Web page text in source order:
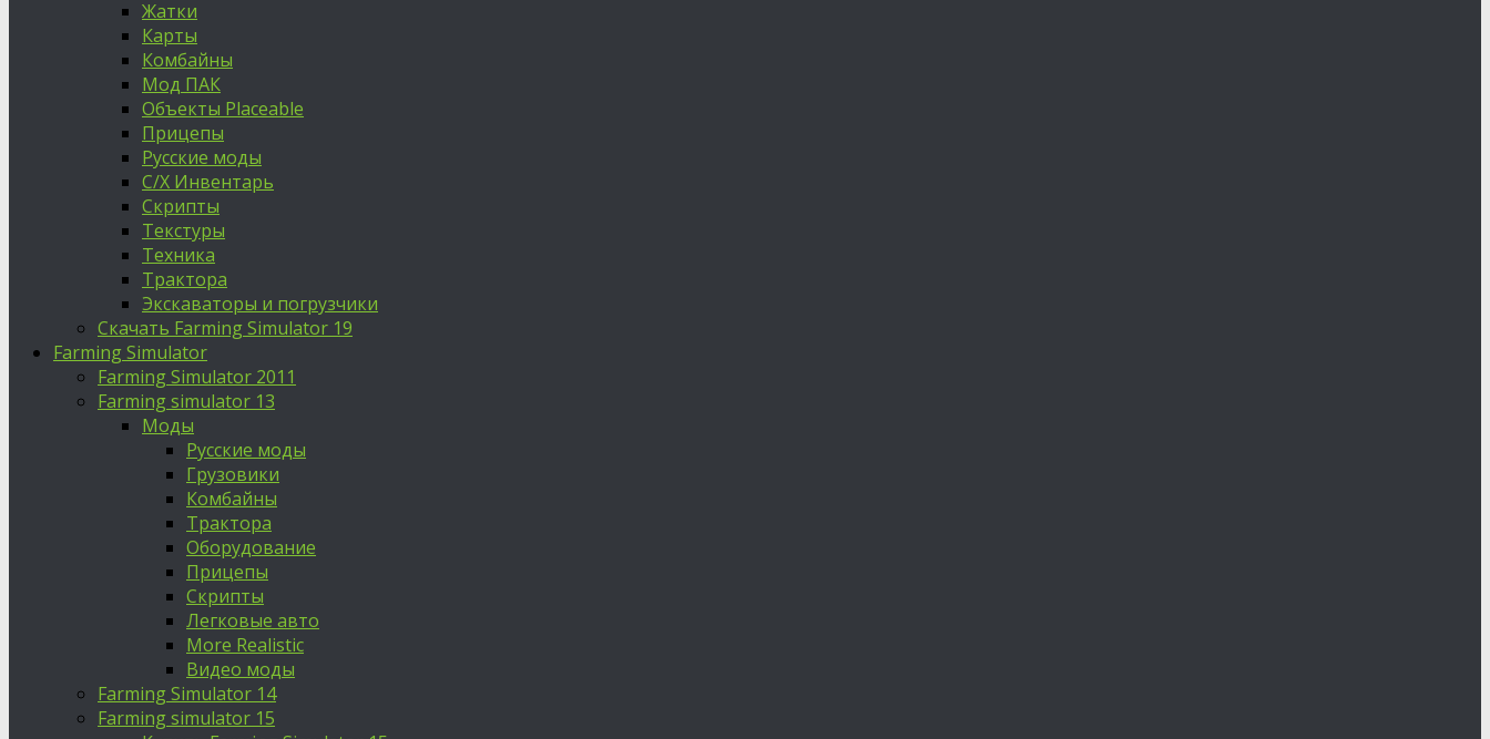
Жатки
Карты
Комбайны
Мод ПАК
Объекты Placeable
Прицепы
Русские моды
С/Х Инвентарь
Скрипты
Текстуры
Техника
Трактора
Экскаваторы и погрузчики
Скачать Farming Simulator 19
Farming Simulator
Farming Simulator 2011
Farming simulator 13
Моды
Русские моды
Грузовики
Комбайны
Трактора
Оборудование
Прицепы
Скрипты
Легковые авто
More Realistic
Видео моды
Farming Simulator 14
Farming simulator 15